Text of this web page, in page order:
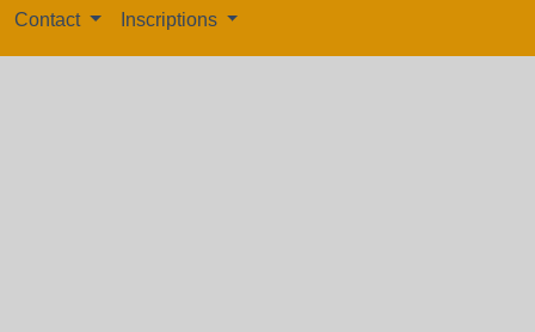
Contact Inscriptions